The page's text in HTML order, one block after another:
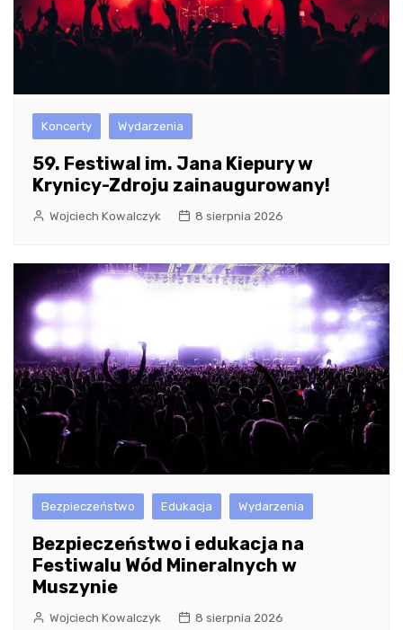
Koncerty Wydarzenia
59. Festiwal im. Jana Kiepury w
Krynicy-Zdroju zainaugurowany!
Wojciech Kowalczyk 8 sierpnia 2026
Bezpieczeństwo Edukacja Wydarzenia
Bezpieczeństwo i edukacja na
Festiwalu Wód Mineralnych w
Muszynie
Wojciech Kowalczyk 8 sierpnia 2026